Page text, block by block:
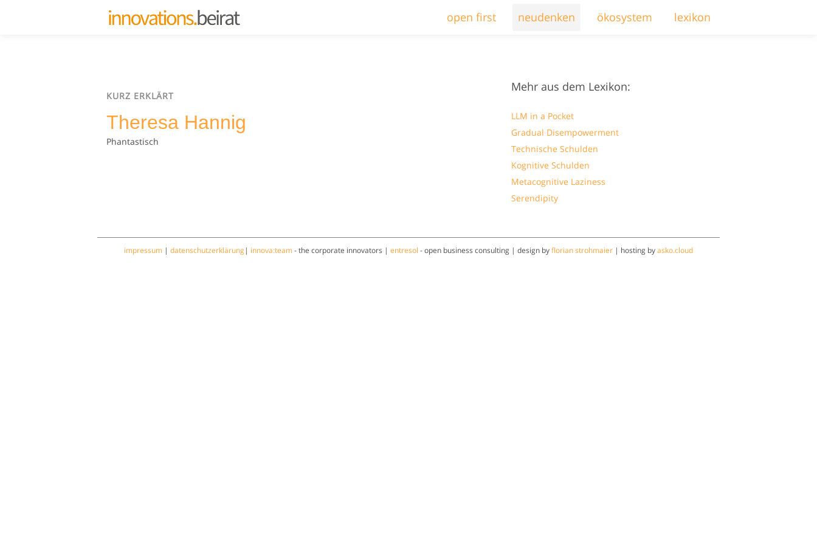
open first neudenken ökosystem lexikon
KURZ ERKLÄRT
Theresa Hannig
Phantastisch
Mehr aus dem Lexikon:
LLM in a Pocket
Gradual Disempowerment
Technische Schulden
Kognitive Schulden
Metacognitive Laziness
Serendipity
impressum | datenschutzerklärung | innova:team- the corporate innovators | entresol - open business consulting | design byflorian strohmaier | hosting byasko.cloud